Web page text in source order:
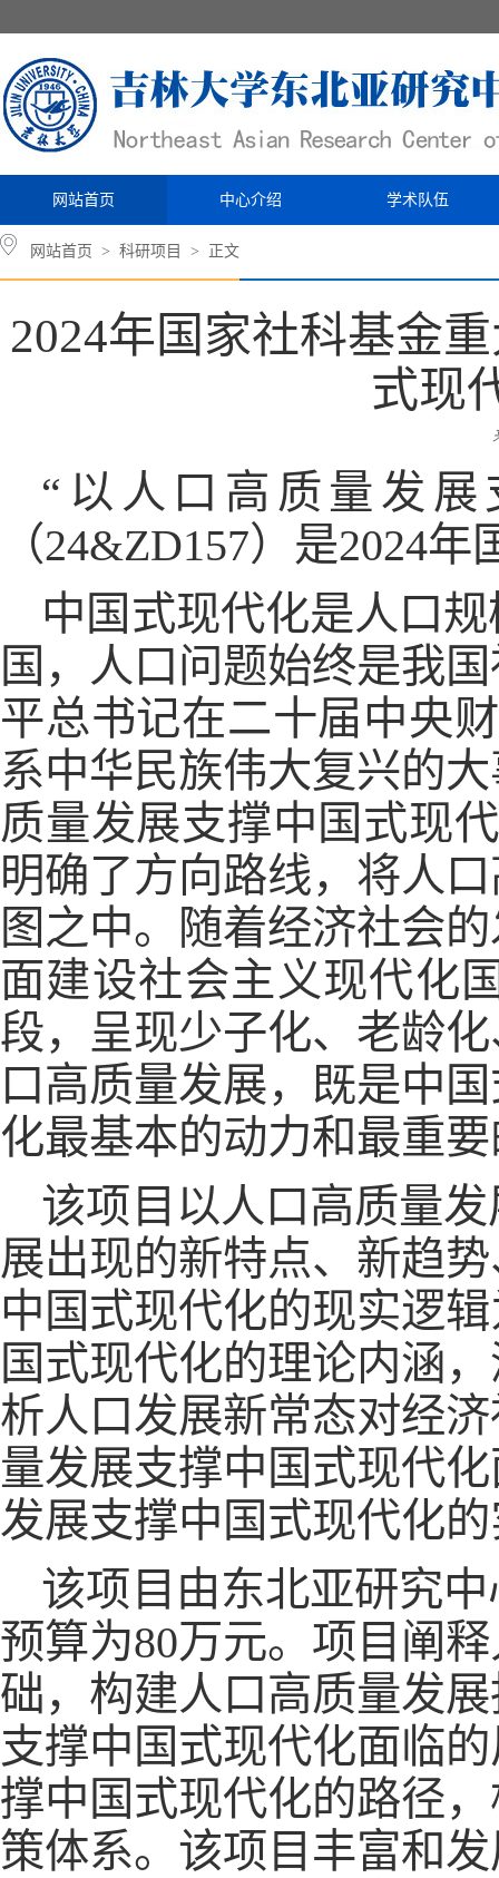
网站首页 中心介绍 学术队伍
网站首页 > 科研项目 > 正文
2024年国家社科基金
式现
“以人口高质量发
（24&ZD157）是2024
中国式现代化是人口
国，人口问题始终是我
平总书记在二十届中央
系中华民族伟大复兴的
质量发展支撑中国式现
明确了方向路线，将人
图之中。随着经济社会
面建设社会主义现代化
段，呈现少子化、老龄
口高质量发展，既是中
化最基本的动力和最重
该项目以人口高质量
展出现的新特点、新趋
中国式现代化的现实逻
国式现代化的理论内涵
析人口发展新常态对经
量发展支撑中国式现代
发展支撑中国式现代化
该项目由东北亚研究
预算为80万元。项目阐
础，构建人口高质量发
支撑中国式现代化面临
撑中国式现代化的路径
策体系。该项目丰富和